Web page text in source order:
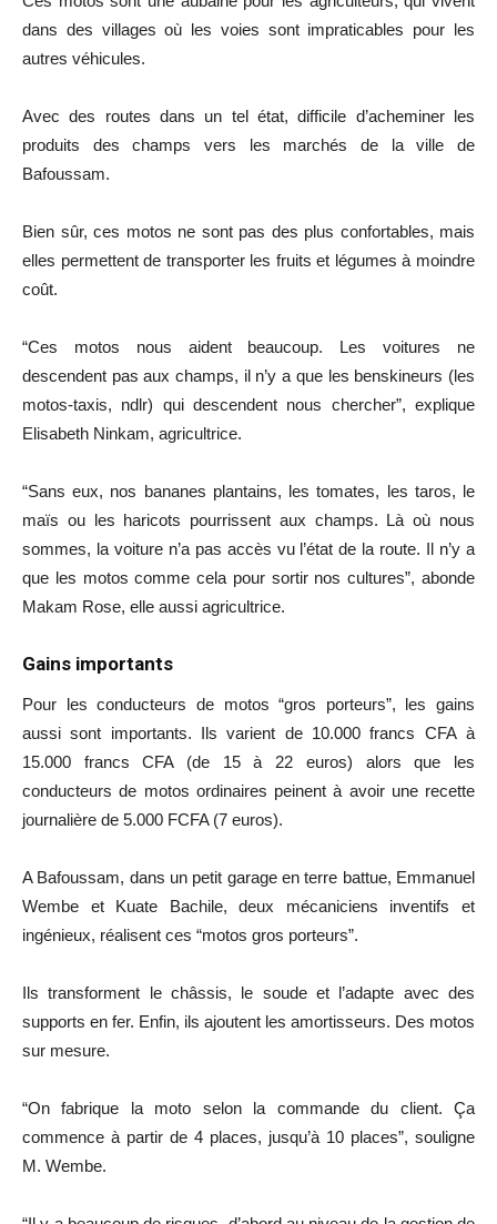
dans des villages où les voies sont impraticables pour les
autres véhicules.
Avec des routes dans un tel état, difficile d’acheminer les
produits des champs vers les marchés de la ville de
Bafoussam.
Bien sûr, ces motos ne sont pas des plus confortables, mais
elles permettent de transporter les fruits et légumes à moindre
coût.
“Ces motos nous aident beaucoup. Les voitures ne
descendent pas aux champs, il n’y a que les benskineurs (les
motos-taxis, ndlr) qui descendent nous chercher”, explique
Elisabeth Ninkam, agricultrice.
“Sans eux, nos bananes plantains, les tomates, les taros, le
maïs ou les haricots pourrissent aux champs. Là où nous
sommes, la voiture n’a pas accès vu l’état de la route. Il n’y a
que les motos comme cela pour sortir nos cultures”, abonde
Makam Rose, elle aussi agricultrice.
Gains importants
Pour les conducteurs de motos “gros porteurs”, les gains
aussi sont importants. Ils varient de 10.000 francs CFA à
15.000 francs CFA (de 15 à 22 euros) alors que les
conducteurs de motos ordinaires peinent à avoir une recette
journalière de 5.000 FCFA (7 euros).
A Bafoussam, dans un petit garage en terre battue, Emmanuel
Wembe et Kuate Bachile, deux mécaniciens inventifs et
ingénieux, réalisent ces “motos gros porteurs”.
Ils transforment le châssis, le soude et l’adapte avec des
supports en fer. Enfin, ils ajoutent les amortisseurs. Des motos
sur mesure.
“On fabrique la moto selon la commande du client. Ça
commence à partir de 4 places, jusqu’à 10 places”, souligne
M. Wembe.